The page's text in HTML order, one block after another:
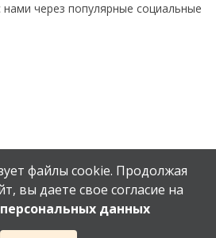
через популярные социальные
железнодорожный техникум им.
создан вEV-DV.RU
файлы cookie. Продолжая
вы даете свое согласие на
данных